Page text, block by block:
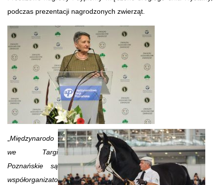
podczas prezentacji nagrodzonych zwierząt.
Międzynarodo
we Targi
Poznańskie są
współorganizato